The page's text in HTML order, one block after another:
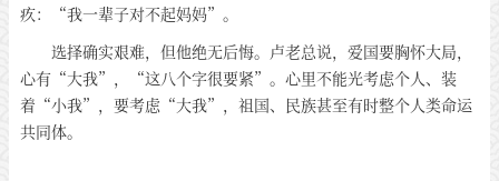
疚：“我一辈子对不起妈妈”。
选择确实艰难，但他绝无后悔。卢老总说，爱国要胸怀大局，
心有“大我”，“这八个字很要紧”。心里不能光考虑个人、装
着“小我”，要考虑“大我”，祖国、民族甚至有时整个人类命运
共同体。